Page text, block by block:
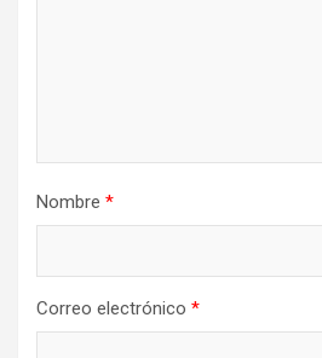
Nombre *
Correo electrónico *